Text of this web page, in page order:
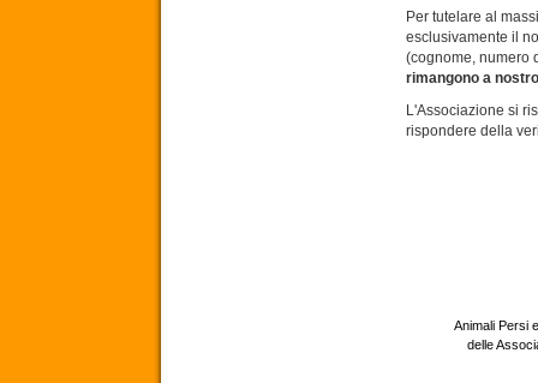
Per tutelare al massimo la
esclusivamente il nome di battesimo e un numero di
L'Associazione si riserva il
rispondere della
Animali Persi
delle